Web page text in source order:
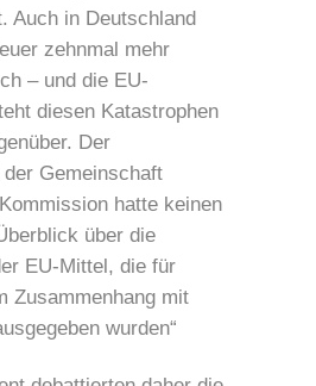
Auch in Deutschland
zehnmal mehr
– und die EU-
diesen Katastrophen
Der
Gemeinschaft
hatte keinen
über die
EU-Mittel, die für
Zusammenhang mit
wurden“